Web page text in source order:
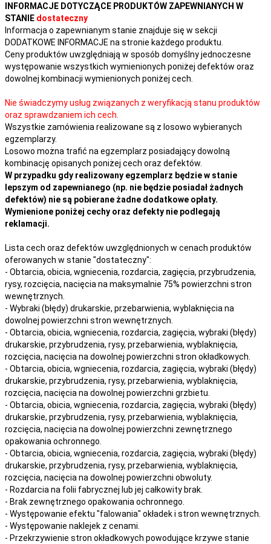
INFORMACJE DOTYCZĄCE PRODUKTÓW ZAPEWNIANYCH W
STANIE dostateczny
Informacja o zapewnianym stanie znajduje się w sekcji
DODATKOWE INFORMACJE na stronie każdego produktu.
Ceny produktów uwzględniają w sposób domyślny jednoczesne
występowanie wszystkich wymienionych poniżej defektów oraz
dowolnej kombinacji wymienionych poniżej cech.
Nie świadczymy usług związanych z weryfikacją stanu produktów
oraz sprawdzaniem ich cech.
Wszystkie zamówienia realizowane są z losowo wybieranych
egzemplarzy.
Losowo można trafić na egzemplarz posiadający dowolną
kombinację opisanych poniżej cech oraz defektów.
W przypadku gdy realizowany egzemplarz będzie w stanie
lepszym od zapewnianego (np. nie będzie posiadał żadnych
defektów) nie są pobierane żadne dodatkowe opłaty.
Wymienione poniżej cechy oraz defekty nie podlegają
reklamacji.
Lista cech oraz defektów uwzględnionych w cenach produktów
oferowanych w stanie "dostateczny":
- Obtarcia, obicia, wgniecenia, rozdarcia, zagięcia, przybrudzenia,
rysy, rozcięcia, nacięcia na maksymalnie 75% powierzchni stron
wewnętrznych.
- Wybraki (błędy) drukarskie, przebarwienia, wyblaknięcia na
dowolnej powierzchni stron wewnętrznych.
- Obtarcia, obicia, wgniecenia, rozdarcia, zagięcia, wybraki (błędy)
drukarskie, przybrudzenia, rysy, przebarwienia, wyblaknięcia,
rozcięcia, nacięcia na dowolnej powierzchni stron okładkowych.
- Obtarcia, obicia, wgniecenia, rozdarcia, zagięcia, wybraki (błędy)
drukarskie, przybrudzenia, rysy, przebarwienia, wyblaknięcia,
rozcięcia, nacięcia na dowolnej powierzchni grzbietu.
- Obtarcia, obicia, wgniecenia, rozdarcia, zagięcia, wybraki (błędy)
drukarskie, przybrudzenia, rysy, przebarwienia, wyblaknięcia,
rozcięcia, nacięcia na dowolnej powierzchni zewnętrznego
opakowania ochronnego.
- Obtarcia, obicia, wgniecenia, rozdarcia, zagięcia, wybraki (błędy)
drukarskie, przybrudzenia, rysy, przebarwienia, wyblaknięcia,
rozcięcia, nacięcia na dowolnej powierzchni obwoluty.
- Rozdarcia na folii fabrycznej lub jej całkowity brak.
- Brak zewnętrznego opakowania ochronnego.
- Występowanie efektu "falowania" okładek i stron wewnętrznych.
- Występowanie naklejek z cenami.
- Przekrzywienie stron okładkowych powodujące krzywe stanie